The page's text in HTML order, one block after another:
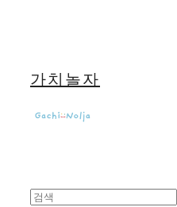
가치놀자